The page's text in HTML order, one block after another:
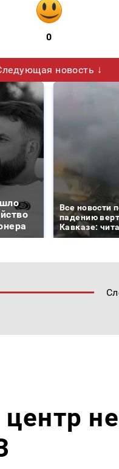
0
новость ↓
Все новости
падению
Кавказе: